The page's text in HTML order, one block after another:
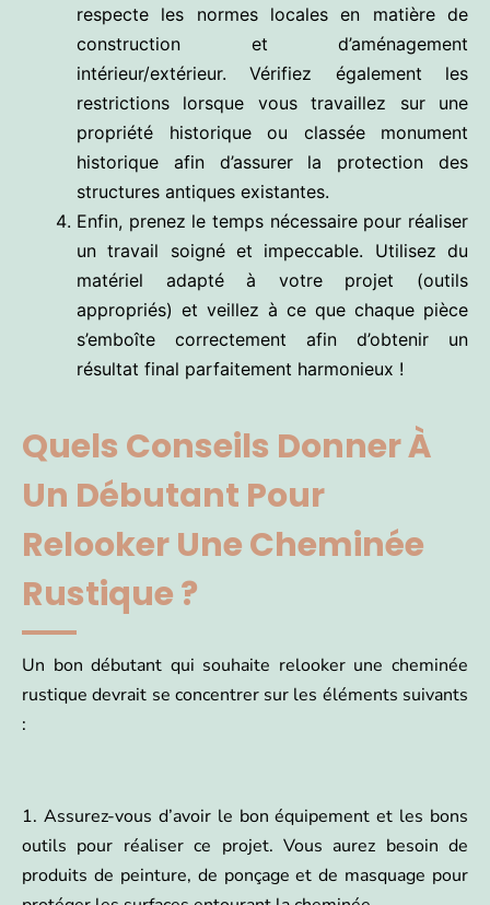
respecte les normes locales en matière de
construction et d’aménagement
intérieur/extérieur. Vérifiez également les
restrictions lorsque vous travaillez sur une
propriété historique ou classée monument
historique afin d’assurer la protection des
structures antiques existantes.
Enfin, prenez le temps nécessaire pour réaliser
un travail soigné et impeccable. Utilisez du
matériel adapté à votre projet (outils
appropriés) et veillez à ce que chaque pièce
s’emboîte correctement afin d’obtenir un
résultat final parfaitement harmonieux !
Quels Conseils Donner À
Un Débutant Pour
Relooker Une Cheminée
Rustique ?
Un bon débutant qui souhaite relooker une cheminée
rustique devrait se concentrer sur les éléments suivants
:
1. Assurez-vous d’avoir le bon équipement et les bons
outils pour réaliser ce projet. Vous aurez besoin de
produits de peinture, de ponçage et de masquage pour